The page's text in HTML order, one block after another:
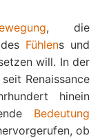
, die
Fühlens und
will. In der
Renaissance
hinein
Bedeutung
ob